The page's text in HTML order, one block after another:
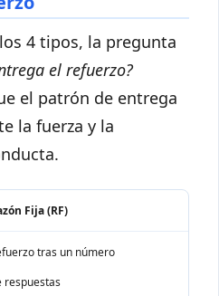
4 tipos, la pregunta
el refuerzo?
el patrón de entrega
la fuerza y la
Patrón de respuesta
Fija (RF)
tras un número
respuestas